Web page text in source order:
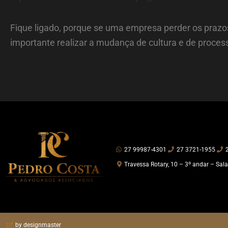
Fique ligado, porque se uma empresa perder os
importante realizar a mudança de cultura e de
27 99987-4301 27 3721-1955
Travessa Rotary, 10 – 3º andar –
by designmaster